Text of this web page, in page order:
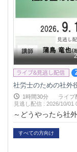
社労士のための社外
1時間30分 ライブ
見逃し配信 :2026/10/01
～どうやったら社外役員にな
社の社外役員を務
いただきます。
すべての方向け